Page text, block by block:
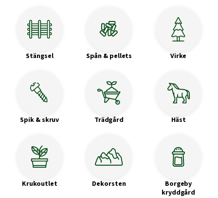
Stängsel Spån & pellets Virke
Spik & skruv Trädgård Häst
Krukoutlet Dekorsten
Borgeby
kryddgård